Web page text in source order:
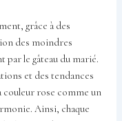
grâce à des
des moindres
par le gâteau du marié.
et des tendances
couleur rose comme un
Ainsi, chaque